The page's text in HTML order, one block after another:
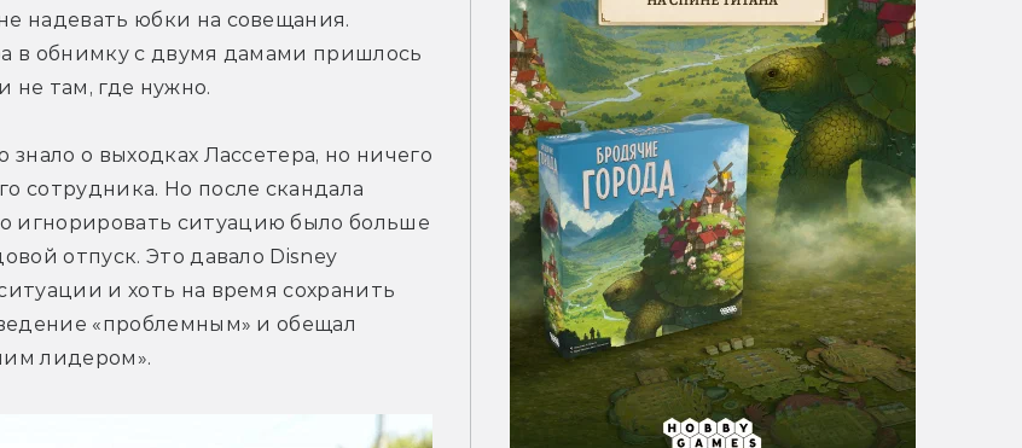
надевать юбки на совещания.
в обнимку с двумя дамами пришлось
не там, где нужно.
о выходках Лассетера, но ничего
сотрудника. Но после скандала
игнорировать ситуацию было больше
отпуск. Это давало Disney
и хоть на время сохранить
«проблемным» и обещал
лидером».